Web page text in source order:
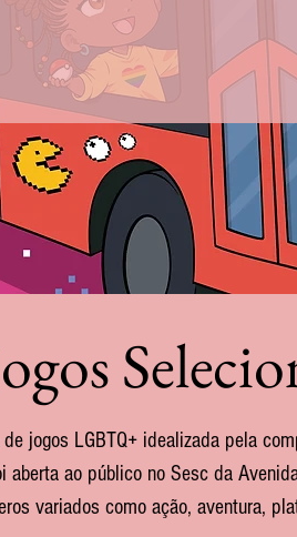
até 01 de dezembro 2024,
jogos LGBTQ+ idealizada pela
ao público no Sesc da
variados como ação, aventura,